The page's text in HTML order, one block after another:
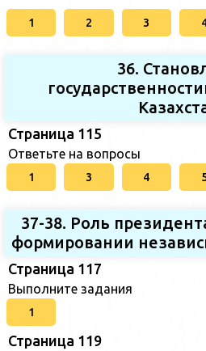
1 2 3
36.
Страница 115
Ответьте на вопросы
1 3 4
37-38. Роль
формировании
Страница 117
Выполните задания
1
Страница 119